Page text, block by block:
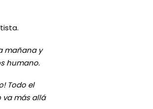
mañana y
humano.
Todo el
va más allá